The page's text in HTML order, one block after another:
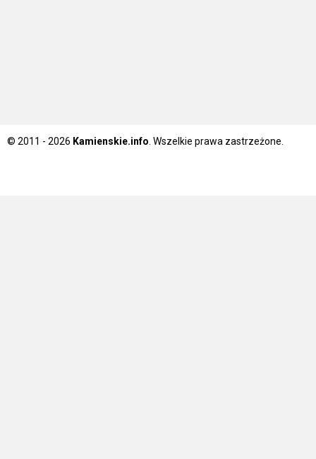
© 2011 - 2026 Kamienskie.info . Wszelkie prawa zastrzeżone.